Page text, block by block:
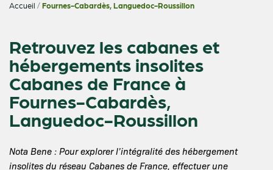
Accueil /Fournes-Cabardès, Languedoc-Roussillon
Retrouvez les cabanes et
hébergements insolites
Cabanes de France à
Fournes-Cabardès,
Languedoc-Roussillon
Nota Bene : Pour explorer l’intégralité des hébergement
insolites du réseau Cabanes de France, effectuer une